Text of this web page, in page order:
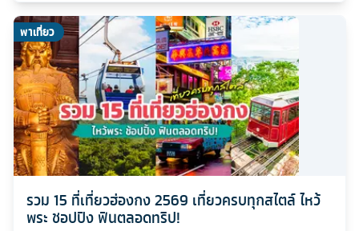
พาเที่ยว
รวม 15 ที่เที่ยวฮ่องกง 2569 เที่ยวครบทุกสไตล์ ไหว้
พระ ชอปปิง ฟินตลอดทริป!